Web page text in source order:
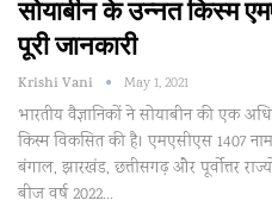
सोयाबीन के उन्नत किस्म
पूरी जानकारी
Krishi Vani May 1, 2021
भारतीय वैज्ञानिकों ने सोयाबीन की एक
किस्म विकसित की है। एमएसीएस 1407
बंगाल, झारखंड, छत्तीसगढ़ और पूर्वोत्तर
बीज वर्ष 2022…